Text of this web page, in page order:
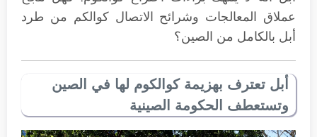
عملاق المعالجات وشرائح الاتصال كوالكم من طرد
أبل بالكامل من الصين؟
أبل تعترف بهزيمة كوالكوم لها في الصين
وتستعطف الحكومة الصينية